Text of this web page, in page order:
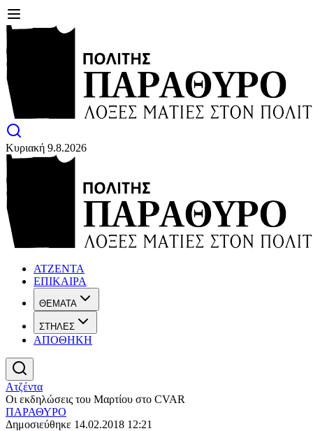
Κυριακή 9.8.2026
ΑΤΖΕΝΤΑ
ΕΠΙΚΑΙΡΑ
ΘΕΜΑΤΑ
ΣΤΗΛΕΣ
ΑΠΟΘΗΚΗ
Ατζέντα
Οι εκδηλώσεις του Μαρτίου στο CVAR
ΠΑΡΑΘΥΡΟ
Δημοσιεύθηκε 14.02.2018 12:21